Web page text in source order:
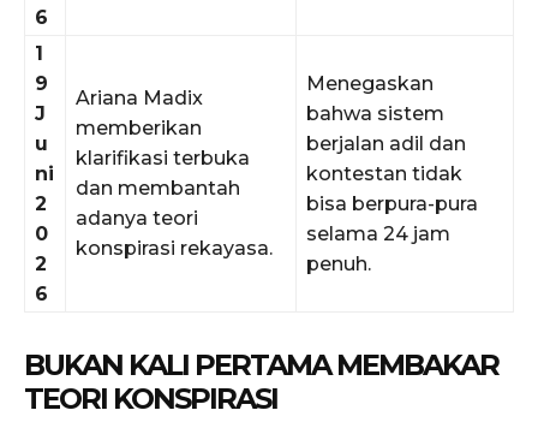
6
1
9
J
u
ni
2
0
2
6
Ariana Madix
memberikan
klarifikasi terbuka
dan membantah
adanya teori
konspirasi rekayasa.
Menegaskan
bahwa sistem
berjalan adil dan
kontestan tidak
bisa berpura-pura
selama 24 jam
penuh.
BUKAN KALI PERTAMA MEMBAKAR
TEORI KONSPIRASI